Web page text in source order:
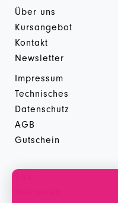
Über uns
Kursangebot
Kontakt
Newsletter
Impressum
Technisches
Datenschutz
AGB
Gutschein